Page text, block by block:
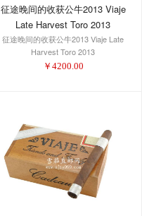
征途晚间的收获公牛2013 Viaje
Late Harvest Toro 2013
征途晚间的收获公牛2013 Viaje Late
Harvest Toro 2013
￥ 4200.00